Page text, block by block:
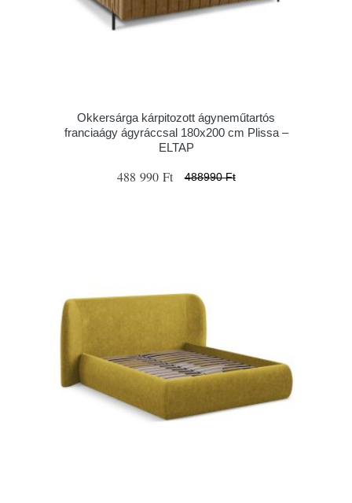
Okkersárga kárpitozott ágyneműtartós
franciaágy ágyráccsal 180x200 cm Plissa –
ELTAP
488 990 Ft 488990 Ft